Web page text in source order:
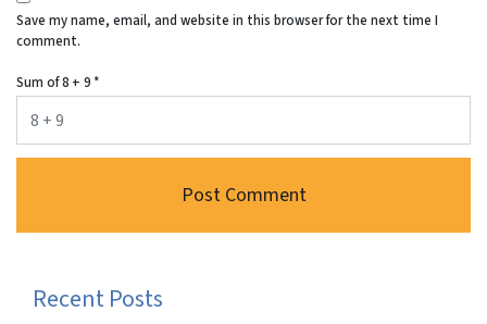
Save my name, email, and website in this browser for the next time I
comment.
Sum of 8 + 9*
Recent Posts